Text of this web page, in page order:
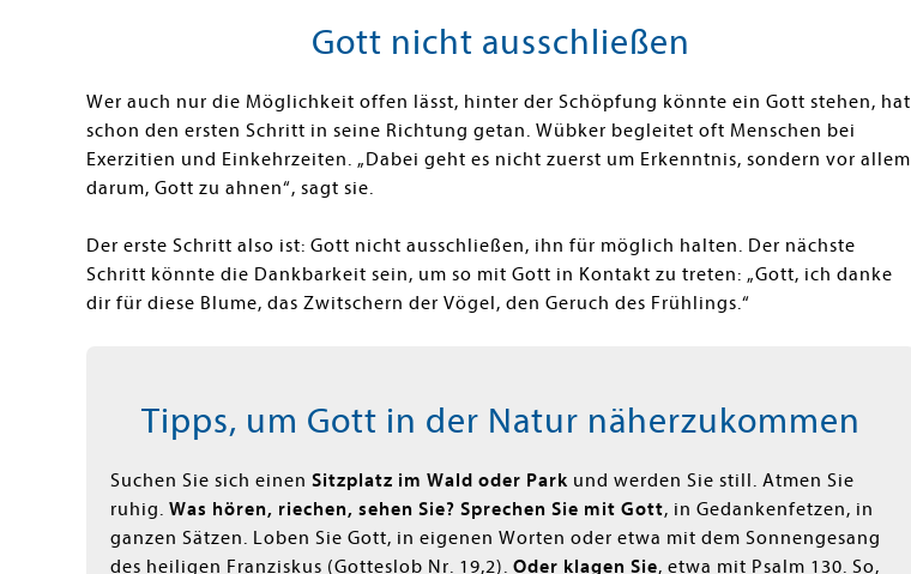
Gott nicht ausschließen
Wer auch nur die Möglichkeit offen lässt, hinter der Schöpfung könnte ein Gott stehen, hat
schon den ersten Schritt in seine Richtung getan. Wübker begleitet oft Menschen bei
Exerzitien und Einkehrzeiten. „Dabei geht es nicht zuerst um Erkenntnis, sondern vor allem
darum, Gott zu ahnen“, sagt sie.
Der erste Schritt also ist: Gott nicht ausschließen, ihn für möglich halten. Der nächste
Schritt könnte die Dankbarkeit sein, um so mit Gott in Kontakt zu treten: „Gott, ich danke
dir für diese Blume, das Zwitschern der Vögel, den Geruch des Frühlings.“
Tipps, um Gott in der Natur näherzukommen
Suchen Sie sich einen Sitzplatz im Wald oder Park und werden Sie still. Atmen Sie
ruhig. Was hören, riechen, sehen Sie? Sprechen Sie mit Gott, in Gedankenfetzen, in
ganzen Sätzen. Loben Sie Gott, in eigenen Worten oder etwa mit dem Sonnengesang
des heiligen Franziskus (Gotteslob Nr. 19,2). Oder klagen Sie, etwa mit Psalm 130. So,